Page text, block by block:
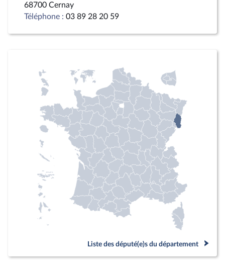
68700 Cernay
Téléphone : 03 89 28 20 59
Liste des député(e)s du département